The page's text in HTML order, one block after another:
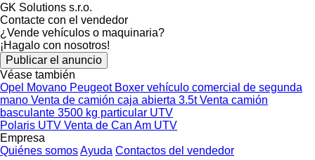
GK Solutions s.r.o.
Contacte con el vendedor
¿Vende vehículos o maquinaria?
¡Hagalo con nosotros!
Publicar el anuncio
Véase también
Opel Movano Peugeot Boxer vehículo comercial de segunda
mano Venta de camión caja abierta 3.5tVenta camión
basculante 3500 kg particular UTV
Polaris UTV Venta de Can Am UTV
Empresa
Quiénes somosAyuda Contactos del vendedor